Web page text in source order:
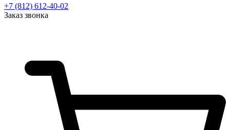
+7 (812) 612-40-02
Заказ звонка